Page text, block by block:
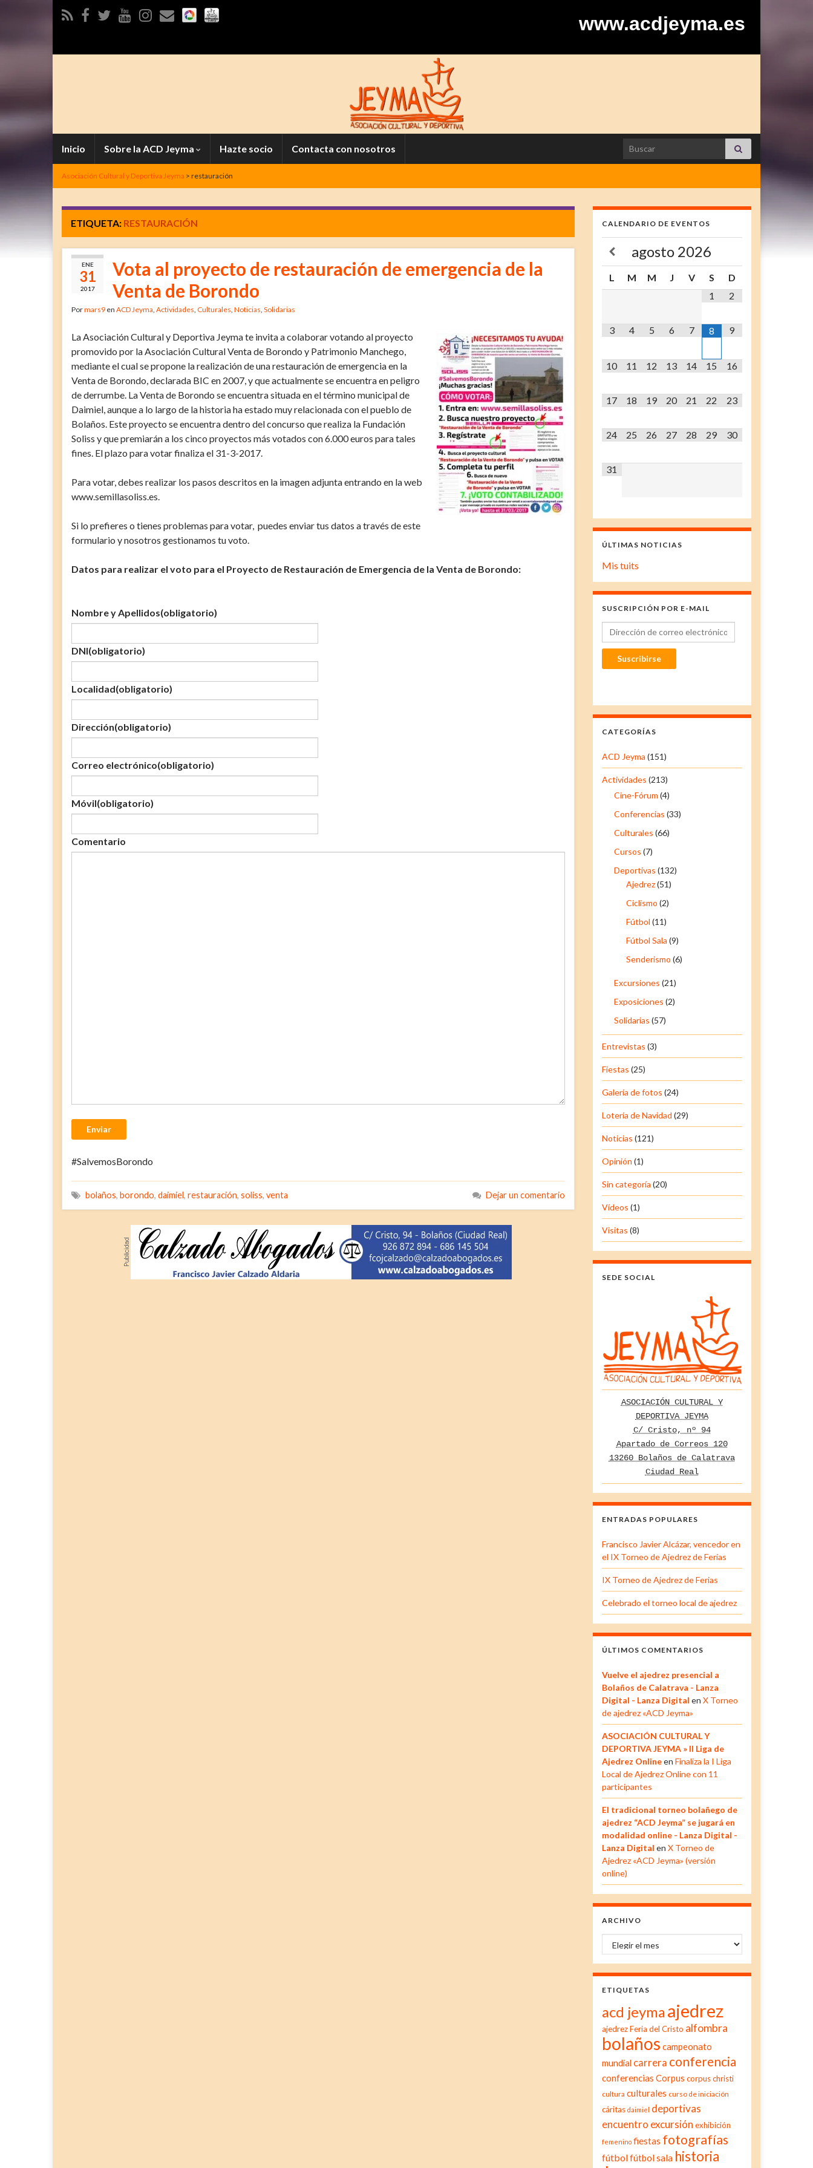
www.acdjeyma.es
Inicio Sobre la ACD Jeyma Hazte socio Contacta con nosotros Search for:
Asociación Cultural y Deportiva Jeyma > restauración
ETIQUETA: RESTAURACIÓN
ENE
31
2017
Vota al proyecto de restauración de emergencia de la
Venta de Borondo
Pormars9 en ACD Jeyma Actividades Culturales Noticias Solidarias
La Asociación Cultural y Deportiva Jeyma te invita a colaborar votando al proyecto
promovido por la Asociación Cultural Venta de Borondo y Patrimonio Manchego,
mediante el cual se propone la realización de una restauración de emergencia en la
Venta de Borondo, declarada BIC en 2007, y que actualmente se encuentra en peligro
de derrumbe. La Venta de Borondo se encuentra situada en el término municipal de
Daimiel, aunque a lo largo de la historia ha estado muy relacionada con el pueblo de
Bolaños. Este proyecto se encuentra dentro del concurso que realiza la Fundación
Soliss y que premiarán a los cinco proyectos más votados con 6.000 euros para tales
fines. El plazo para votar finaliza el 31-3-2017.
Para votar, debes realizar los pasos descritos en la imagen adjunta entrando en la web
www.semillasoliss.es.
Si lo prefieres o tienes problemas para votar, puedes enviar tus datos a través de este
formulario y nosotros gestionamos tu voto.
Datos para realizar el voto para el Proyecto de Restauración de Emergencia de la Venta de Borondo:
Nombre y Apellidos(obligatorio)
DNI(obligatorio)
Localidad(obligatorio)
Dirección(obligatorio)
Correo electrónico(obligatorio)
Móvil(obligatorio)
Comentario
Enviar
#SalvemosBorondo
bolaños, borondo, daimiel, restauración, soliss, venta Dejar un comentario
CALENDARIO DE EVENTOS
agosto 2026
L M M J V S
D
1
2
3 4 5 6 7 8 9
10 11 12 13 14 15 16
17 18 19 20 21 22 23
24 25 26 27 28 29 30
31
ÚLTIMAS NOTICIAS
Mis tuits
SUSCRIPCIÓN POR E-MAIL
Dirección de correo electrónico
Suscribirse
CATEGORÍAS
ACD Jeyma (151)
Actividades (213)
Cine-Fórum (4)
Conferencias (33)
Culturales (66)
Cursos (7)
Deportivas (132)
Ajedrez(51)
Ciclismo (2)
Fútbol (11)
Fútbol Sala (9)
Senderismo (6)
Excursiones (21)
Exposiciones (2)
Solidarias (57)
Entrevistas (3)
Fiestas (25)
Galería de fotos (24)
Lotería de Navidad (29)
Noticias (121)
Opinión (1)
Sin categoría (20)
Vídeos (1)
Visitas (8)
SEDE SOCIAL
ASOCIACIÓN CULTURAL Y
DEPORTIVA JEYMA
C/ Cristo, nº 94
Apartado de Correos 120
13260 Bolaños de Calatrava
Ciudad Real
ENTRADAS POPULARES
Francisco Javier Alcázar, vencedor en
el IX Torneo de Ajedrez de Ferias
IX Torneo de Ajedrez de Ferias
Celebrado el torneo local de ajedrez
ÚLTIMOS COMENTARIOS
Vuelve el ajedrez presencial a
Bolaños de Calatrava - Lanza
Digital - Lanza Digital en X Torneo
de ajedrez «ACD Jeyma»
ASOCIACIÓN CULTURAL Y
DEPORTIVA JEYMA » II Liga de
Ajedrez Onlineen Finaliza la I Liga
Local de Ajedrez Online con 11
participantes
El tradicional torneo bolañego de
ajedrez “ACD Jeyma” se jugará en
modalidad online - Lanza Digital -
Lanza Digital en X Torneo de
Ajedrez «ACD Jeyma» (versión
online)
ARCHIVO
Archivo
ETIQUETAS
acd jeymaajedrez
ajedrez Feria del Cristo alfombra
bolaños campeonato
mundial carrera conferencia
conferencias Corpus corpus christi
cultura culturales curso de iniciación
cáritas daimiel deportivas
encuentro excursión exhibición
femenino fiestas fotografías
fútbolfútbol sala historia